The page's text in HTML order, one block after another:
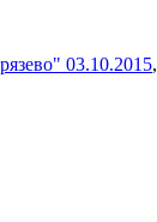
03.10.2015,